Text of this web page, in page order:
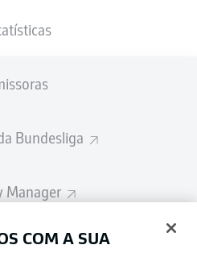
Bundesliga
Manager
GROUP
COM A SUA